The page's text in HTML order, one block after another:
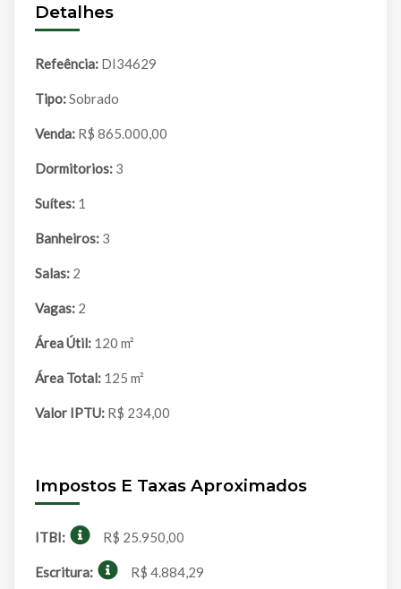
Detalhes
Refeência: DI34629
Tipo: Sobrado
Venda: R$ 865.000,00
Dormitorios: 3
Suítes: 1
Banheiros: 3
Salas: 2
Vagas: 2
Área Útil: 120 m²
Área Total: 125 m²
Valor IPTU: R$ 234,00
Impostos E Taxas Aproximados
ITBI: R$ 25.950,00
Escritura: R$ 4.884,29